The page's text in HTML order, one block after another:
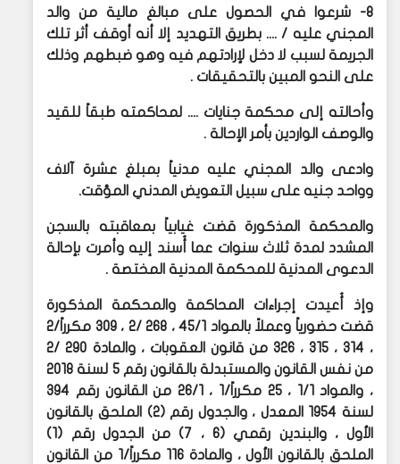
8- شرعوا في الحصول على مبالغ مالية من والد
المجني عليه / .... بطريق التهديد إلا أنه أوقف أثر تلك
الجريمة لسبب لا دخل لإرادتهم فيه وهو ضبطهم وذلك
على النحو المبين بالتحقيقات .
وأحالته إلى محكمة جنايات .... لمحاكمته طبقاً للقيد
والوصف الواردين بأمر الإحالة .
وادعى والد المجني عليه مدنياً بمبلغ عشرة آلاف
وواحد جنيه على سبيل التعويض المدني المؤقت.
والمحكمة المذكورة قضت غيابياً بمعاقبته بالسجن
المشدد لمدة ثلاث سنوات عما أُسند إليه وأمرت بإحالة
الدعوى المدنية للمحكمة المدنية المختصة .
وإذ أُعيدت إجراءات المحاكمة والمحكمة المذكورة
قضت حضورياً وعملاً بالمواد 45/1 ، 268 /2 ، 309 مكرراً/2
، 314 ، 315 ، 326 من قانون العقوبات ، والمادة 290 /2
من نفس القانون والمستبدلة بالقانون رقم 5 لسنة 2018
، والمواد 1/1 ، 25 مكرراً/1 ، 26/1 من القانون رقم 394
لسنة 1954 المعدل ، والجدول رقم (2) الملحق بالقانون
الأول ، والبندين رقمي (6 ، 7) من الجدول رقم (1)
الملحق بالقانون الأول ، والمادة 116 مكرراً/1 من القانون